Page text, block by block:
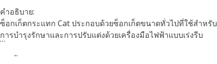
คำอธิบาย:
ซ็อกเก็ตกระแทก Cat ประกอบด้วยซ็อกเก็ตขนาดทั่วไปที่ใช้สำหรับ
การบำรุงรักษาและการปรับแต่งด้วยเครื่องมือไฟฟ้าแบบเร่งรีบ
คุณลักษณะ: